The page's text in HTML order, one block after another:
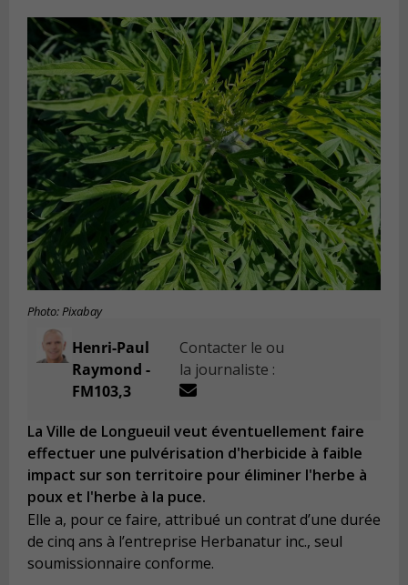
Photo: Pixabay
Henri-Paul
Raymond -
FM103,3
Contacter le ou
la journaliste :
La Ville de Longueuil veut éventuellement faire
effectuer une pulvérisation d'herbicide à faible
impact sur son territoire pour éliminer l'herbe à
poux et l'herbe à la puce.
Elle a, pour ce faire, attribué un contrat d’une durée
de cinq ans à l’entreprise Herbanatur inc., seul
soumissionnaire conforme.